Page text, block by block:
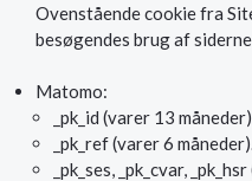
Ovenstående cookie fra
besøgendes brug af
Matomo:
_pk_id (varer 13
_pk_ref (varer 6
_pk_ses, _pk_cvar,